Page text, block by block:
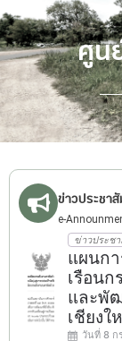
ศูน
ข่าวประชา
e-
ข่าวประช
แผนก
เรือน
และพั
เชียงใ
วันที่ 8 ก